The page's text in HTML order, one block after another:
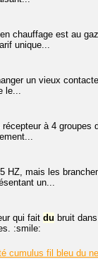
chauffage est au
unique...
un vieux
le...
à 4
HZ, mais les
un...
qui fait du bruit
:smile:
cumulus fil bleu du